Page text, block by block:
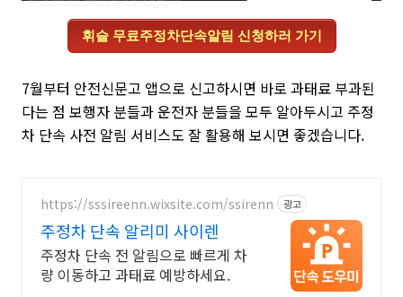
휘슬 무료주정차단속알림 신청하러 가기
7월부터 안전신문고 앱으로 신고하시면 바로 과태료 부과된
다는 점 보행자 분들과 운전자 분들을 모두 알아두시고 주정
차 단속 사전 알림 서비스도 잘 활용해 보시면 좋겠습니다.
https://sssireenn.wixsite.com/ssirenn 광고
주정차 단속 알리미 사이렌
주정차 단속 전 알림으로 빠르게 차
량 이동하고 과태료 예방하세요.